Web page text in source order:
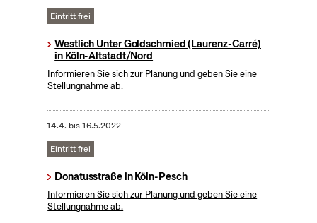
Eintritt frei
Westlich Unter Goldschmied (Laurenz-Carré)
in Köln-Altstadt/Nord
Informieren Sie sich zur Planung und geben Sie eine
Stellungnahme ab.
14.4. bis16.5.2022
Eintritt frei
Donatusstraße in Köln-Pesch
Informieren Sie sich zur Planung und geben Sie eine
Stellungnahme ab.